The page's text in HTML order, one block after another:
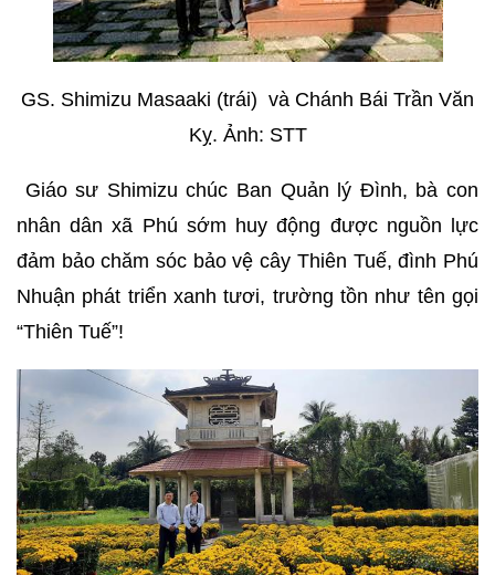
GS. Shimizu Masaaki (trái) và Chánh Bái Trần Văn
Kỵ. Ảnh: STT
Giáo sư Shimizu chúc Ban Quản lý Đình, bà con
nhân dân xã Phú sớm huy động được nguồn lực
đảm bảo chăm sóc bảo vệ cây Thiên Tuế, đình Phú
Nhuận phát triển xanh tươi, trường tồn như tên gọi
“Thiên Tuế”!